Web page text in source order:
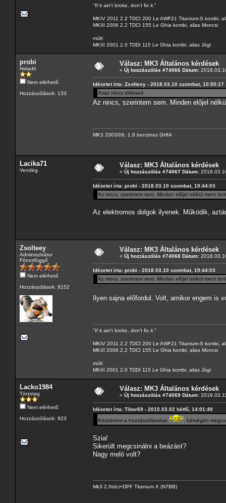
"If it ain't broke, don't fix it."
MKIV 2011 2.2 TDCI 200 Le AWF21 Titanium-S kombi,
MKIII 2006 2.2 TDCI 155 Le Ghia kombi, alias Moncsi
múlt:
MKIII 2001 2.0 TDDI 115 Le Ghia kombi, alias Jógi
probi
Haladó
Nem elérhető
Hozzászólások: 133
Válasz: MK3 Általános kérdések
« Új hozzászólás #74066 Dátum:
Idézetet írta: Zsolteey - 2018.03.10 szombat, 10:55:17
Azaz nincs töltésed.
Az nincs, szerintem sem. Minden előjel
MK3 2003/06, 1.8 benzines GHIA
Lacika71
Vendég
Válasz: MK3 Általános kérdések
« Új hozzászólás #74067 Dátum:
Idézetet írta: probi - 2018.03.10 szombat, 19:44:03
Az nincs, szerintem sem. Minden előjel nélkül ment
Az elektromos dolgok ilyenek. Működik,
Zsolteey
Adminisztrátor
Fórumfüggő
Nem elérhető
Hozzászólások: 8152
Válasz: MK3 Általános kérdések
« Új hozzászólás #74068 Dátum:
Idézetet írta: probi - 2018.03.10 szombat, 19:44:03
Az nincs, szerintem sem. Minden előjel nélkül ment
Ilyen sajna előfordul. Volt, amikor engem
"If it ain't broke, don't fix it."
MKIV 2011 2.2 TDCI 200 Le AWF21 Titanium-S kombi,
MKIII 2006 2.2 TDCI 155 Le Ghia kombi, alias Moncsi
múlt:
MKIII 2001 2.0 TDDI 115 Le Ghia kombi, alias Jógi
Lacko1984
Törzstag
Nem elérhető
Hozzászólások: 923
Válasz: MK3 Általános kérdések
« Új hozzászólás #74069 Dátum:
Idézetet írta: Tibor69 - 2015.03.02 hétfő, 14:01:40
Köszönöm a hozzászólásokat
, hétvégén
Szia!
Sikerült megcsinálni a beázást?
Nagy meló volt?
Mk3 2.0tdci+DPF Titanium X (N7BB)